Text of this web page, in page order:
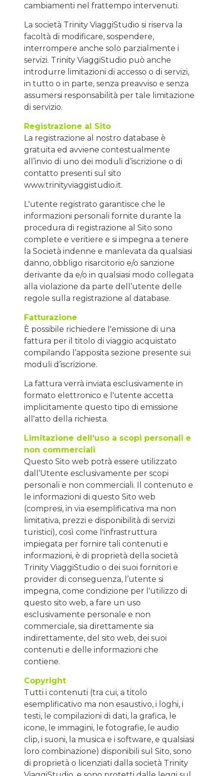
cambiamenti nel frattempo intervenuti.
La società Trinity ViaggiStudio si riserva la
facoltà di modificare, sospendere,
interrompere anche solo parzialmente i
servizi. Trinity ViaggiStudio può anche
introdurre limitazioni di accesso o di servizi,
in tutto o in parte, senza preavviso e senza
assumersi responsabilità per tale limitazione
di servizio.
Registrazione al Sito
La registrazione al nostro database è
gratuita ed avviene contestualmente
all’invio di uno dei moduli d’iscrizione o di
contatto presenti sul sito
www.trinityviaggistudio.it.
L'utente registrato garantisce che le
informazioni personali fornite durante la
procedura di registrazione al Sito sono
complete e veritiere e si impegna a tenere
la Società indenne e manlevata da qualsiasi
danno, obbligo risarcitorio e/o sanzione
derivante da e/o in qualsiasi modo collegata
alla violazione da parte dell’utente delle
regole sulla registrazione al database.
Fatturazione
È possibile richiedere l'emissione di una
fattura per il titolo di viaggio acquistato
compilando l’apposita sezione presente sui
moduli d’iscrizione.
La fattura verrà inviata esclusivamente in
formato elettronico e l'utente accetta
implicitamente questo tipo di emissione
all'atto della richiesta.
Limitazione dell'uso a scopi personali e
non commerciali
Questo Sito web potrà essere utilizzato
dall’Utente esclusivamente per scopi
personali e non commerciali. Il contenuto e
le informazioni di questo Sito web
(compresi, in via esemplificativa ma non
limitativa, prezzi e disponibilità di servizi
turistici), così come l'infrastruttura
impiegata per fornire tali contenuti e
informazioni, è di proprietà della società
Trinity ViaggiStudio o dei suoi fornitori e
provider di conseguenza, l’utente si
impegna, come condizione per l'utilizzo di
questo sito web, a fare un uso
esclusivamente personale e non
commerciale, sia direttamente sia
indirettamente, del sito web, dei suoi
contenuti e delle informazioni che
contiene.
Copyright
Tutti i contenuti (tra cui, a titolo
esemplificativo ma non esaustivo, i loghi, i
testi, le compilazioni di dati, la grafica, le
icone, le immagini, le fotografie, le audio
clip, i suoni, la musica e i software, e qualsiasi
loro combinazione) disponibili sul Sito, sono
di proprietà o licenziati dalla società Trinity